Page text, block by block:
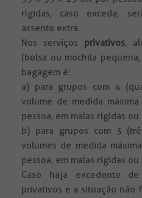
rígidas, caso exceda,
assento extra.
Nos serviços privativos,
(bolsa ou mochila
bagagem é:
a) para grupos com 4
volume de medida
pessoa, em malas rígidas
b) para grupos com 3
volumes de medida
pessoa, em malas rígidas
Caso haja excedente
privativos e a situação não